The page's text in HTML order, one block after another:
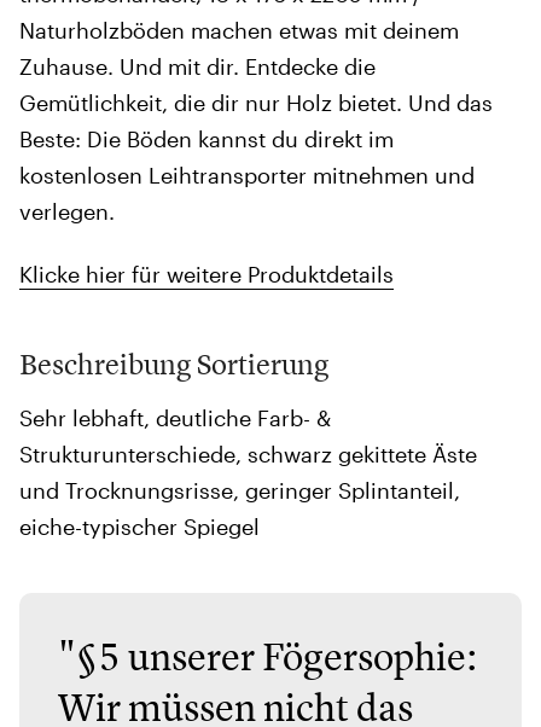
Naturholzböden machen etwas mit deinem
Zuhause. Und mit dir. Entdecke die
Gemütlichkeit, die dir nur Holz bietet. Und das
Beste: Die Böden kannst du direkt im
kostenlosen Leihtransporter mitnehmen und
verlegen.
Klicke hier für weitere Produktdetails
Beschreibung Sortierung
Sehr lebhaft, deutliche Farb- &
Strukturunterschiede, schwarz gekittete Äste
und Trocknungsrisse, geringer Splintanteil,
eiche-typischer Spiegel
"§5 unserer Fögersophie:
Wir müssen nicht das